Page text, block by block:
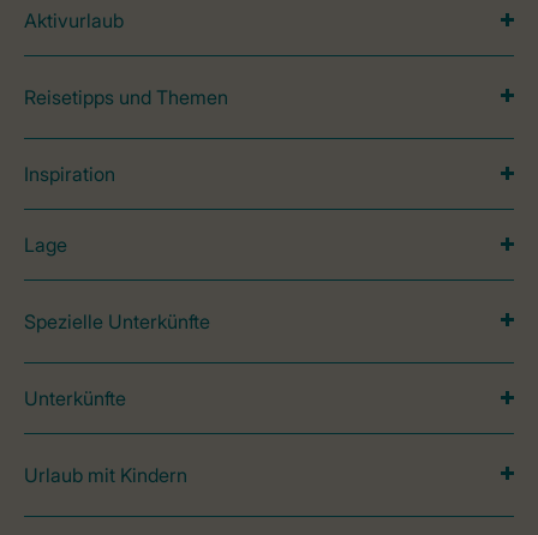
Aktivurlaub
Reisetipps und Themen
Inspiration
Lage
Spezielle Unterkünfte
Unterkünfte
Urlaub mit Kindern